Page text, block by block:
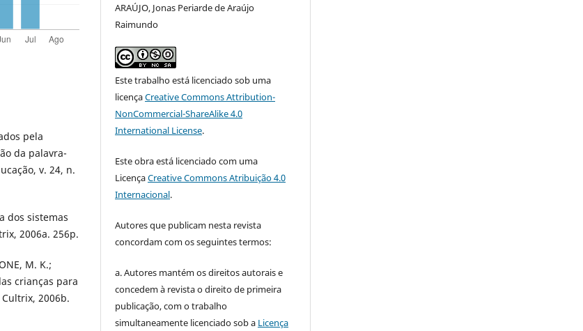
pela
da palavra-
v. 24, n.
dos sistemas
2006a. 256p.
M. K.;
crianças para
2006b.
ARAÚJO, Jonas Periarde de Araújo
Raimundo
Este trabalho está licenciado sob uma
licençaCreative Commons Attribution-
NonCommercial-ShareAlike 4.0
International License.
Este obra está licenciado com uma
LicençaCreative Commons Atribuição 4.0
Internacional.
Autores que publicam nesta revista
concordam com os seguintes termos:
a. Autores mantém os direitos autorais e
concedem à revista o direito de primeira
publicação, com o trabalho
simultaneamente licenciado sob a Licença